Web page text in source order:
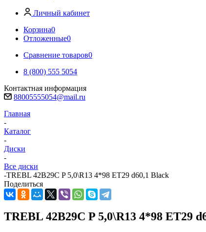
Личный кабинет
Корзина0
Отложенные0
Сравнение товаров0
8 (800) 555 5054
Контактная информация
88005555054@mail.ru
Главная
-
Каталог
-
Диски
-
Все диски
-TREBL 42B29C P 5,0\R13 4*98 ET29 d60,1 Black
Поделиться
TREBL 42B29C P 5,0\R13 4*98 ET29